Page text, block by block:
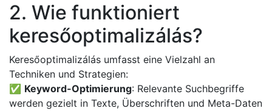
2. Wie funktioniert
keresőoptimalizálás?
Keresőoptimalizálás umfasst eine Vielzahl an
Techniken und Strategien:
✅ Keyword-Optimierung: Relevante Suchbegriffe
werden gezielt in Texte, Überschriften und Meta-Daten